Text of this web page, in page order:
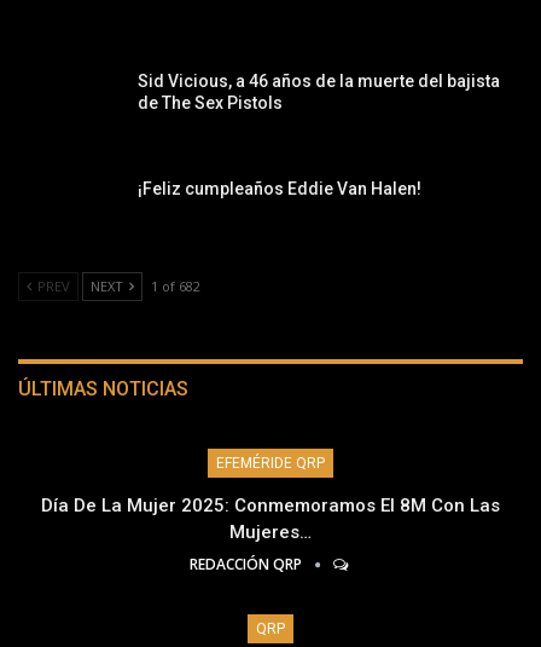
Sid Vicious, a 46 años de la muerte del bajista
de The Sex Pistols
¡Feliz cumpleaños Eddie Van Halen!
PREV NEXT 1 of 682
ÚLTIMAS NOTICIAS
EFEMÉRIDE QRP
Día De La Mujer 2025: Conmemoramos El 8M Con Las
Mujeres…
REDACCIÓN QRP
QRP